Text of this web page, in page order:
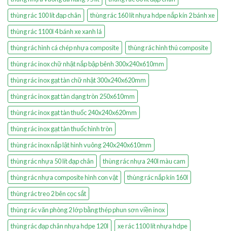
thùng rác 100 lít đạp chân
thùng rác 160 lít nhựa hdpe nắp kín 2 bánh xe
thùng rác 1100l 4 bánh xe xanh lá
thùng rác hình cá chép nhựa composite
thùng rác hình thú composite
thùng rác inox chữ nhật nắp bập bênh 300x240x610mm
thùng rác inox gạt tàn chữ nhật 300x240x620mm
thùng rác inox gạt tàn dạng tròn 250x610mm
thùng rác inox gạt tàn thuốc 240x240x620mm
thùng rác inox gạt tàn thuốc hình tròn
thùng rác inox nắp lật hình vuông 240x240x610mm
thùng rác nhựa 50 lít đạp chân
thùng rác nhựa 240l màu cam
thùng rác nhựa composite hình con vật
thùng rác nắp kín 160l
thùng rác treo 2 bên cọc sắt
thùng rác văn phòng 2 lớp bằng thép phun sơn viền inox
thùng rác đạp chân nhựa hdpe 120l
xe rác 1100 lít nhựa hdpe